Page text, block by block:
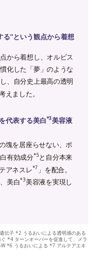
る”という観点から着想
から着想し、オルビス
化した「夢」のような
、自分史上最高の透明
えました。
代表する美白*3美容液
塊を居座らせない、ポ
有効成分*5と自分本来
アネスレ*7 」を配合。
美白*3美容液を実現し
伝子 *2 うるおいによる透明感のある
*4 ターンオーバーを促進して、メラ
*6 うるおいによる *7 アルテアエキ